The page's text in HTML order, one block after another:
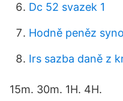
Dc 52 svazek 1
Hodně peněz
Irs sazba daně z
15m. 30m. 1H. 4H.